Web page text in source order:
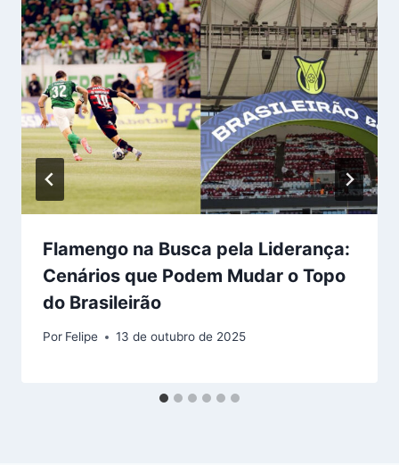
Flamengo na Busca pela Liderança:
Cenários que Podem Mudar o Topo
do Brasileirão
Por Felipe 13 de outubro de 2025